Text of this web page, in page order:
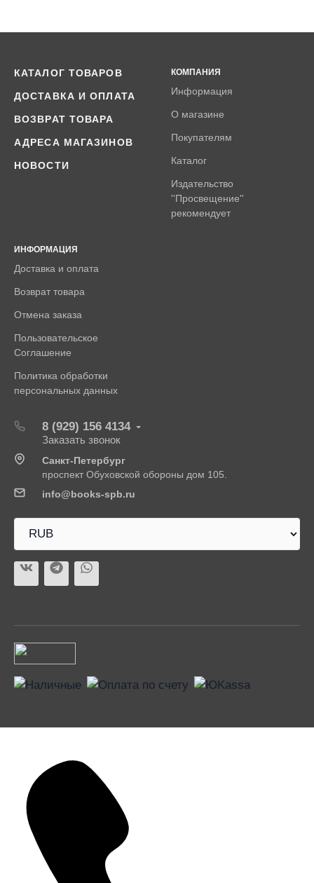
КАТАЛОГ ТОВАРОВ
ДОСТАВКА И ОПЛАТА
ВОЗВРАТ ТОВАРА
АДРЕСА МАГАЗИНОВ
НОВОСТИ
КОМПАНИЯ
Информация
О магазине
Покупателям
Каталог
Издательство
''Просвещение''
рекомендует
ИНФОРМАЦИЯ
Доставка и оплата
Возврат товара
Отмена заказа
Пользовательское
Соглашение
Политика обработки
персональных данных
8 (929) 156 4134
Заказать звонок
Санкт-Петербург
проспект Обуховской обороны дом 105.
info@books-spb.ru